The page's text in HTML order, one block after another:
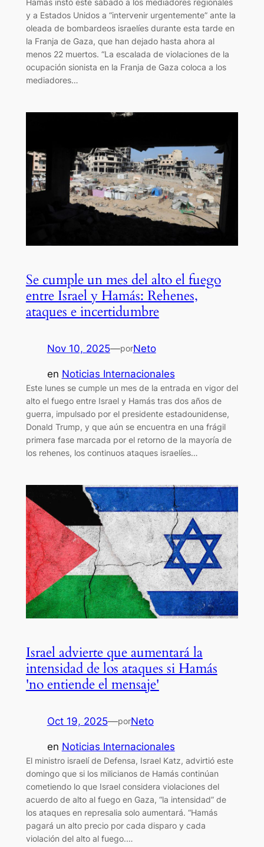
y a Estados Unidos a “intervenir urgentemente” ante la
oleada de bombardeos israelíes durante esta tarde en
la Franja de Gaza, que han dejado hasta ahora al
menos 22 muertos. “La escalada de violaciones de la
ocupación sionista en la Franja de Gaza coloca a los
mediadores…
Se cumple un mes del alto el fuego
entre Israel y Hamás: Rehenes,
ataques e incertidumbre
Nov 10, 2025—porNeto
en Noticias Internacionales
Este lunes se cumple un mes de la entrada en vigor del
alto el fuego entre Israel y Hamás tras dos años de
guerra, impulsado por el presidente estadounidense,
Donald Trump, y que aún se encuentra en una frágil
primera fase marcada por el retorno de la mayoría de
los rehenes, los continuos ataques israelíes…
Israel advierte que aumentará la
intensidad de los ataques si Hamás
'no entiende el mensaje'
Oct 19, 2025—porNeto
en Noticias Internacionales
El ministro israelí de Defensa, Israel Katz, advirtió este
domingo que si los milicianos de Hamás continúan
cometiendo lo que Israel considera violaciones del
acuerdo de alto al fuego en Gaza, “la intensidad” de
los ataques en represalia solo aumentará. “Hamás
pagará un alto precio por cada disparo y cada
violación del alto al fuego.…